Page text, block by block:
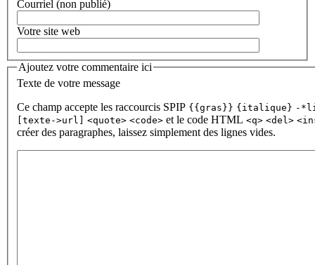
Courriel (non publié)
Votre site web
Ajoutez votre commentaire ici
Texte de votre message
Ce champ accepte les raccourcis SPIP {{gras}} {italique} -
[texte->url]
<quote> <code> et le code HTML <q> <del>
créer des paragraphes, laissez simplement des lignes vides.